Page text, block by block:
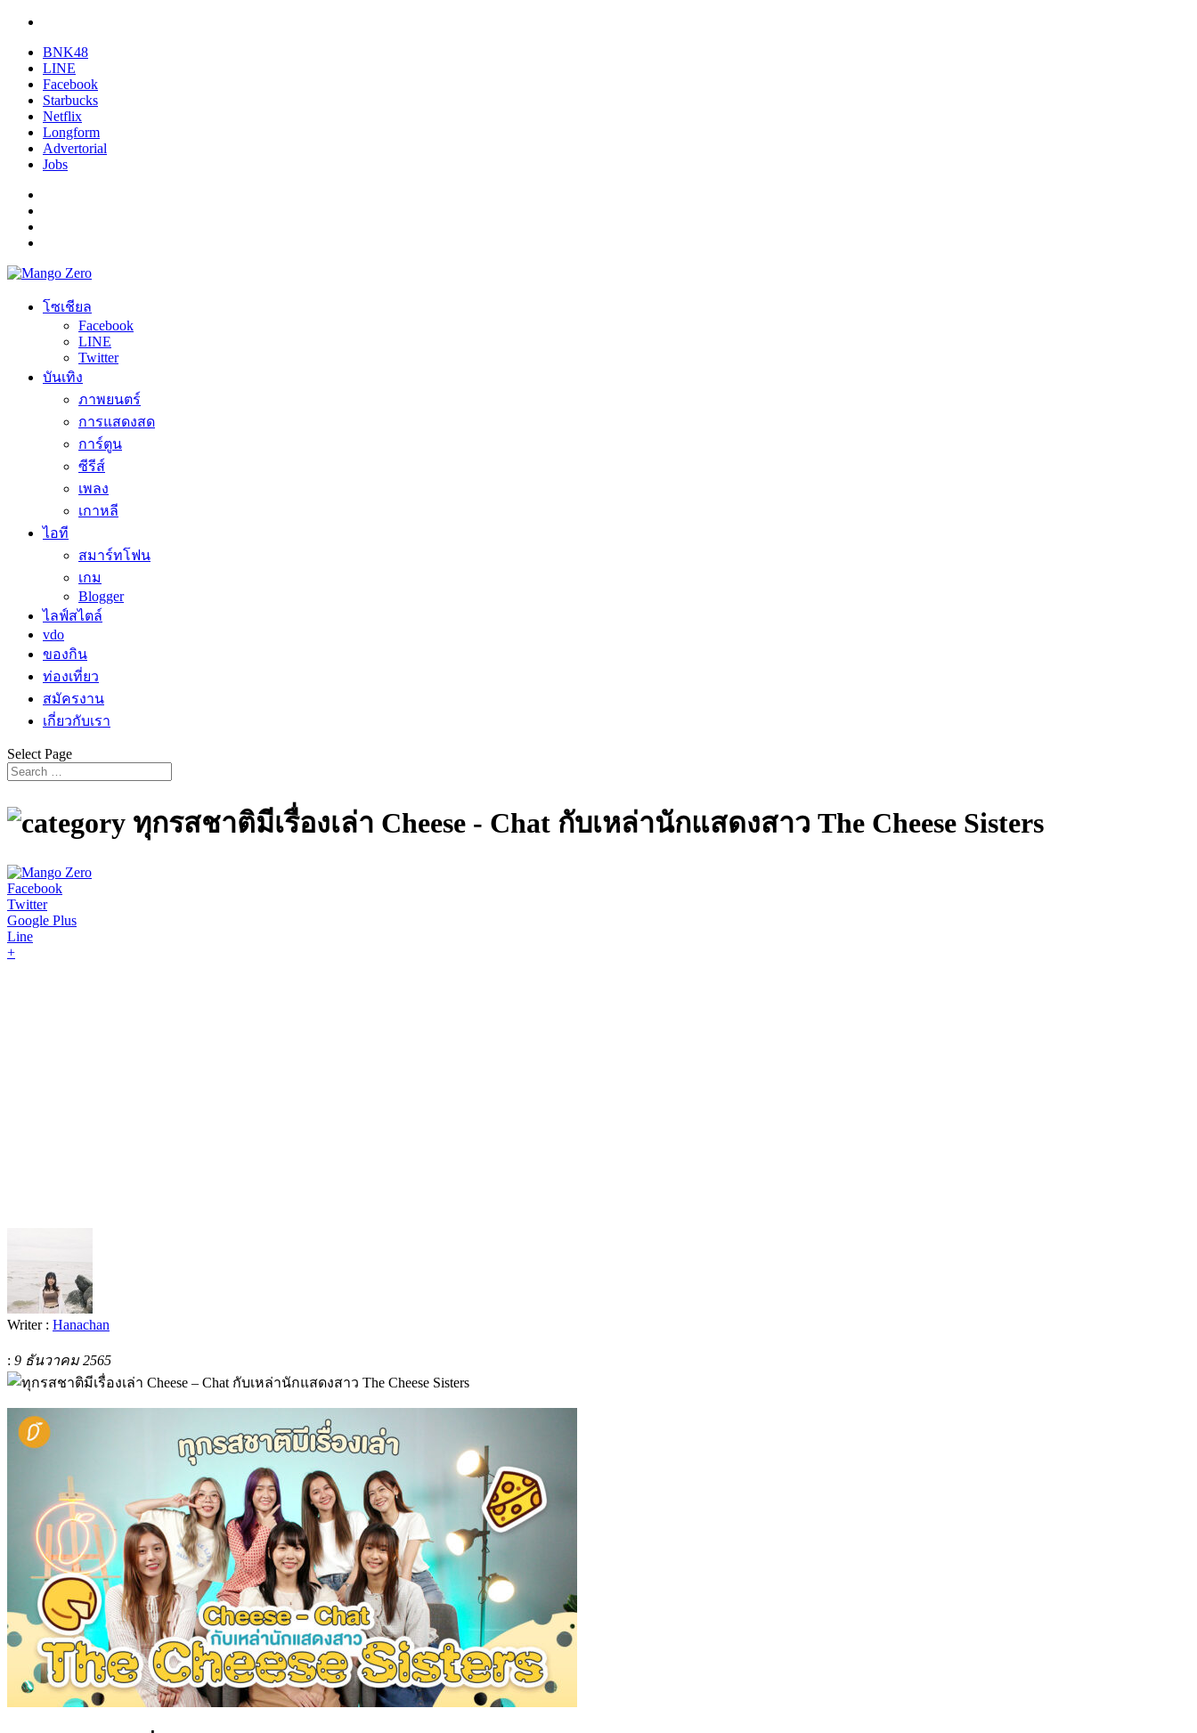
BNK48
LINE
Facebook
Starbucks
Netflix
Longform
Advertorial
Jobs
โซเชียล
Facebook
LINE
Twitter
บันเทิง
ภาพยนตร์
การแสดงสด
การ์ตูน
ซีรีส์
เพลง
เกาหลี
ไอที
สมาร์ทโฟน
เกม
Blogger
ไลฟ์สไตล์
vdo
ของกิน
ท่องเที่ยว
สมัครงาน
เกี่ยวกับเรา
Select Page
ทุกรสชาติมีเรื่องเล่า Cheese - Chat กับเหล่านักแสดงสาว The Cheese Sisters
Facebook
Twitter
Google Plus
Line
+
Writer : Hanachan
: 9 ธันวาคม 2565